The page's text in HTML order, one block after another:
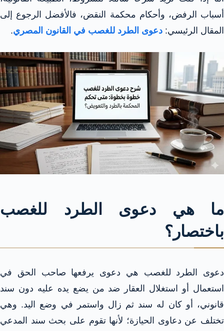
أسباب الرفض، وأحكام محكمة النقض، فالأفضل الرجوع إلى
المقال الرئيسي: دعوى الطرد للغصب في القانون المصري.
ما هي دعوى الطرد للغصب
باختصار؟
دعوى الطرد للغصب هي دعوى يرفعها صاحب الحق في
استعمال أو استغلال العقار ضد من يضع يده عليه دون سند
قانوني، أو كان له سند ثم زال واستمر في وضع اليد. وهي
تختلف عن دعاوى الحيازة؛ لأنها تقوم على بحث سند المدعي